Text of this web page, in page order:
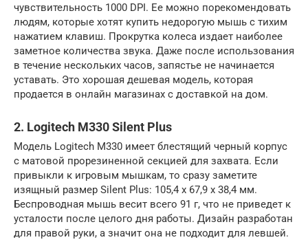
чувствительность 1000 DPI. Ее можно порекомендовать
людям, которые хотят купить недорогую мышь с тихим
нажатием клавиш. Прокрутка колеса издает наиболее
заметное количества звука. Даже после использования
в течение нескольких часов, запястье не начинается
уставать. Это хорошая дешевая модель, которая
продается в онлайн магазинах с доставкой на дом.
2. Logitech M330 Silent Plus
Модель Logitech M330 имеет блестящий черный корпус
с матовой прорезиненной секцией для захвата. Если
привыкли к игровым мышкам, то сразу заметите
изящный размер Silent Plus: 105,4 х 67,9 х 38,4 мм.
Беспроводная мышь весит всего 91 г, что не приведет к
усталости после целого дня работы. Дизайн разработан
для правой руки, а значит она не подходит для левшей.